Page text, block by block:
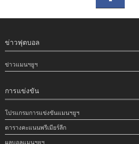
ข่าวฟุตบอล
ข่าวแมนฯยูฯ
การแข่งขัน
โปรแกรมการแข่งขันแมนฯยูฯ
ตารางคะแนนพรีเมียร์ลีก
ผลบอลแมนฯยูฯ